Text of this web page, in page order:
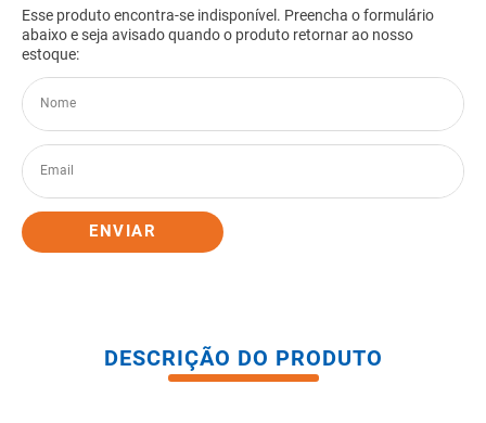
ENVIAR
DESCRIÇÃO DO PRODUTO
9º porta
10º